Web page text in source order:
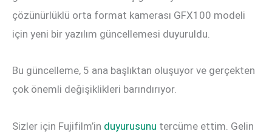
çözünürlüklü orta format kamerası GFX100 modeli
için yeni bir yazılım güncellemesi duyuruldu.
Bu güncelleme, 5 ana başlıktan oluşuyor ve gerçekten
çok önemli değişiklikleri barındırıyor.
Sizler için Fujifilm’in duyurusunu tercüme ettim. Gelin